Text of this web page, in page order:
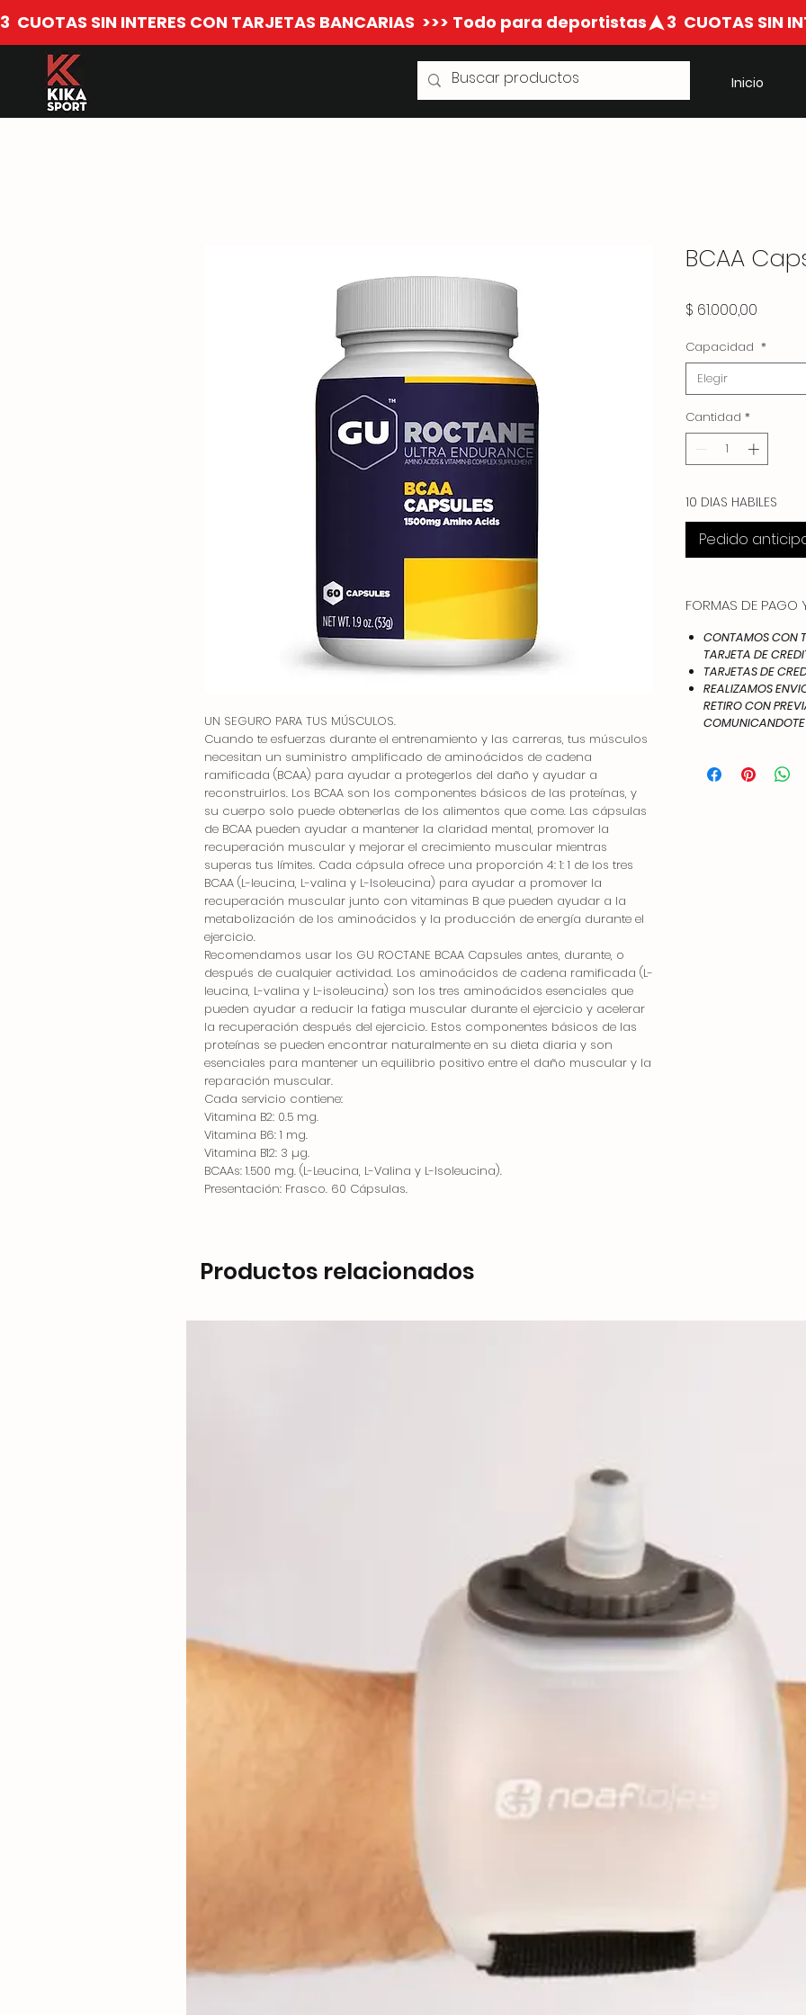
​3  CUOTAS SIN INTERES CON TARJETAS BANCARIAS  >>> Todo para deportistas
Inicio
UN SEGURO PARA TUS MÚSCULOS.
Cuando te esfuerzas durante el entrenamiento y las carreras, tus músculos
necesitan un suministro amplificado de aminoácidos de cadena
ramificada (BCAA) para ayudar a protegerlos del daño y ayudar a
reconstruirlos. Los BCAA son los componentes básicos de las proteínas, y
su cuerpo solo puede obtenerlas de los alimentos que come. Las cápsulas
de BCAA pueden ayudar a mantener la claridad mental, promover la
recuperación muscular y mejorar el crecimiento muscular mientras
superas tus límites. Cada cápsula ofrece una proporción 4: 1: 1 de los tres
BCAA (L-leucina, L-valina y L-Isoleucina) para ayudar a promover la
recuperación muscular junto con vitaminas B que pueden ayudar a la
metabolización de los aminoácidos y la producción de energía durante el
ejercicio.
Recomendamos usar los GU ROCTANE BCAA Capsules antes, durante, o
después de cualquier actividad. Los aminoácidos de cadena ramificada (L-
leucina, L-valina y L-isoleucina) son los tres aminoácidos esenciales que
pueden ayudar a reducir la fatiga muscular durante el ejercicio y acelerar
la recuperación después del ejercicio. Estos componentes básicos de las
proteínas se pueden encontrar naturalmente en su dieta diaria y son
esenciales para mantener un equilibrio positivo entre el daño muscular y la
reparación muscular.
Cada servicio contiene:
Vitamina B2: 0.5 mg.
Vitamina B6: 1 mg.
Vitamina B12: 3 µg.
BCAAs: 1.500 mg. (L-Leucina, L-Valina y L-Isoleucina).
Presentación: Frasco. 60 Cápsulas.
BCAA
$ 61.000,00
Capacidad *
Elegir
Cantidad *
10 DIAS HABILES
Pedido
FORMAS DE PAGO
CONTAMOS CON
TARJETA DE
TARJETAS DE
REALIZAMOS
RETIRO CON
Productos relacionados